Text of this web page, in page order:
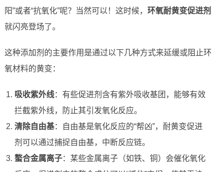
阳”或者“抗氧化”呢？当然可以！这时候， 环氧耐黄变促进剂
就闪亮登场了。
这种添加剂的主要作用是通过以下几种方式来延缓或阻止环
氧材料的黄变：
吸收紫外线：有些促进剂含有紫外吸收基团，能够有效
拦截紫外线，防止其引发氧化反应。
清除自由基：自由基是氧化反应的“帮凶”，耐黄变促进
剂可以通过捕捉自由基，中断反应链。
螯合金属离子：某些金属离子（如铁、铜）会催化氧化